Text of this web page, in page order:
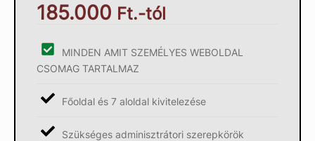
185.000 Ft.-tól
MINDEN AMIT SZEMÉLYES WEBOLDAL
CSOMAG TARTALMAZ
Főoldal és 7 aloldal kivitelezése
Szükséges adminisztrátori szerepkörök